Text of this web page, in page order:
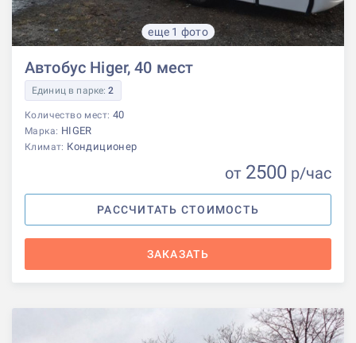
еще 1 фото
Автобус Higer, 40 мест
Единиц в парке:2
Количество мест: 40
Марка: HIGER
Климат: Кондиционер
от 2500 р/час
РАССЧИТАТЬ СТОИМОСТЬ
ЗАКАЗАТЬ